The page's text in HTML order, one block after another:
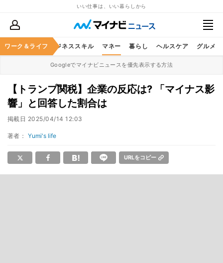
いい仕事は、いい暮らしから
ワーク＆ライフ
キャリア ビジネススキル マネー 暮らし ヘルスケア グルメ
Googleでマイナビニュースを優先表示する方法
【トランプ関税】企業の反応は? 「マイナス影
響」と回答した割合は
掲載日 2025/04/14 12:03
著者： Yumi's life
URLをコピー